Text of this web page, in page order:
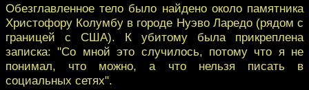
Обезглавленное тело было найдено около памятника
Христофору Колумбу в городе Нуэво Ларедо (рядом с
границей с США). К убитому была прикреплена
записка: "Со мной это случилось, потому что я не
понимал, что можно, а что нельзя писать в
социальных сетях".